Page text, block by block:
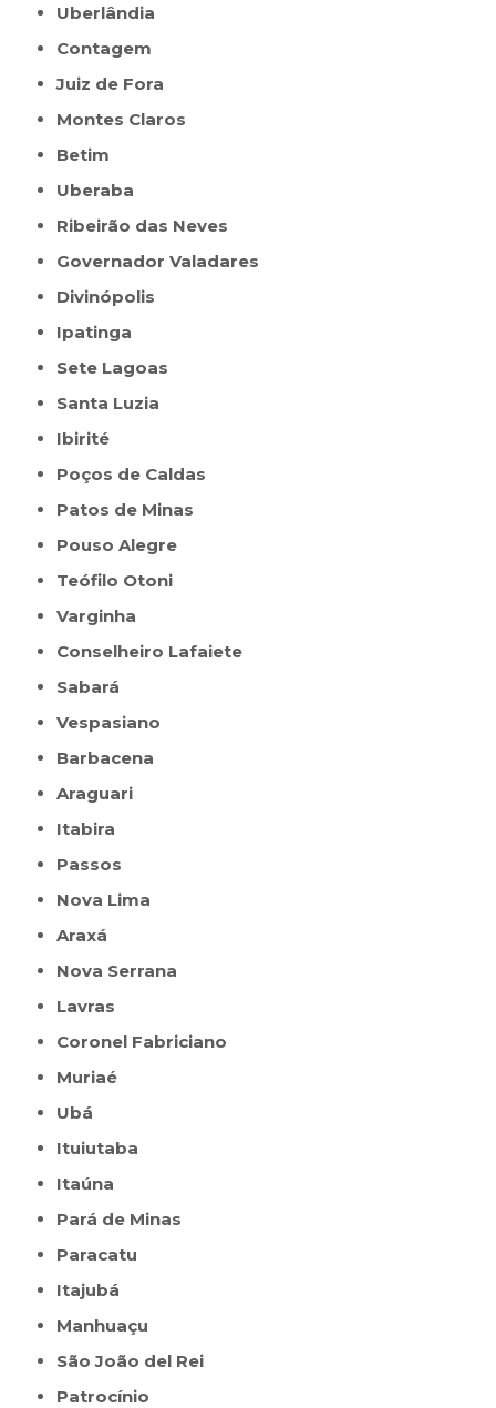
Uberlândia
Contagem
Juiz de Fora
Montes Claros
Betim
Uberaba
Ribeirão das Neves
Governador Valadares
Divinópolis
Ipatinga
Sete Lagoas
Santa Luzia
Ibirité
Poços de Caldas
Patos de Minas
Pouso Alegre
Teófilo Otoni
Varginha
Conselheiro Lafaiete
Sabará
Vespasiano
Barbacena
Araguari
Itabira
Passos
Nova Lima
Araxá
Nova Serrana
Lavras
Coronel Fabriciano
Muriaé
Ubá
Ituiutaba
Itaúna
Pará de Minas
Paracatu
Itajubá
Manhuaçu
São João del Rei
Patrocínio